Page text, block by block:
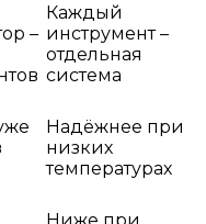
–
Каждый
инструмент –
отдельная
система
Надёжнее при
низких
температурах